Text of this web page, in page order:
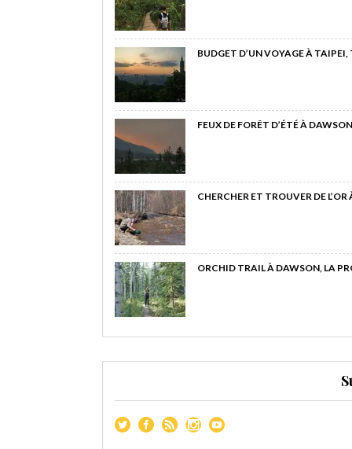
BUDGET D’UN VOYAGE À
FEUX DE FORÊT D’ÉTÉ À
CHERCHER ET TROUVER DE
ORCHID TRAIL À DAWSON, LA